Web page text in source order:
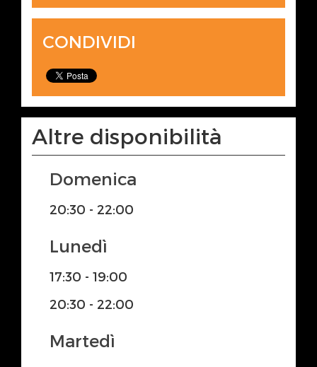
CONDIVIDI
Altre disponibilità
Domenica
20:30 - 22:00
Lunedì
17:30 - 19:00
20:30 - 22:00
Martedì